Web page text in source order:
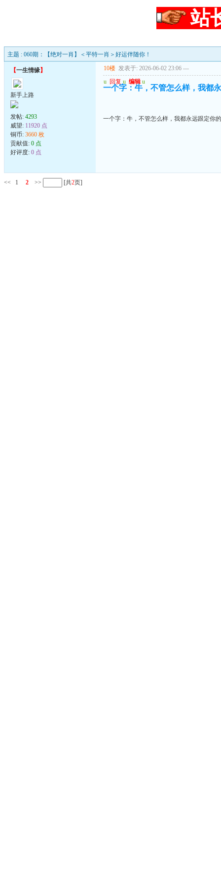
站
主题 : 060期：【绝对一肖】＜平特一肖＞好运伴随你！
【一生情缘】
新手上路
发帖: 4293
威望: 11920 点
铜币: 3660 枚
贡献值: 0 点
好评度: 0 点
10楼 发表于: 2026-06-02 23:06 ---
u 回复 u 编辑 u
一个字：牛，不管怎么样，我都
一个字：牛，不管怎么样，我都永远跟定你的
<< 1 2 >> [共2页]